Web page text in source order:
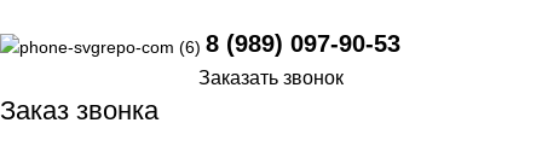
8 (989) 097-90-53
Заказать звонок
Заказ звонка